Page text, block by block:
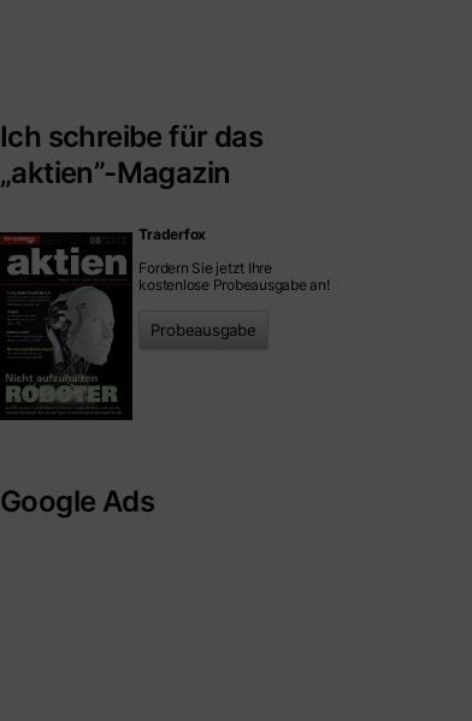
Ich schreibe für das
„aktien”-Magazin
Traderfox
Fordern Sie jetzt Ihre
kostenlose Probeausgabe an!
Probeausgabe
Google Ads